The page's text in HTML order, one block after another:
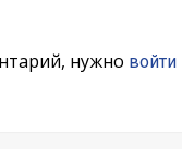
нужно войти